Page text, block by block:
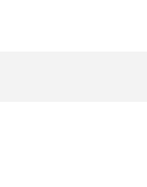
yorumlarımda